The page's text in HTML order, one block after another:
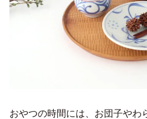
おやつの時間には、お団子やわ